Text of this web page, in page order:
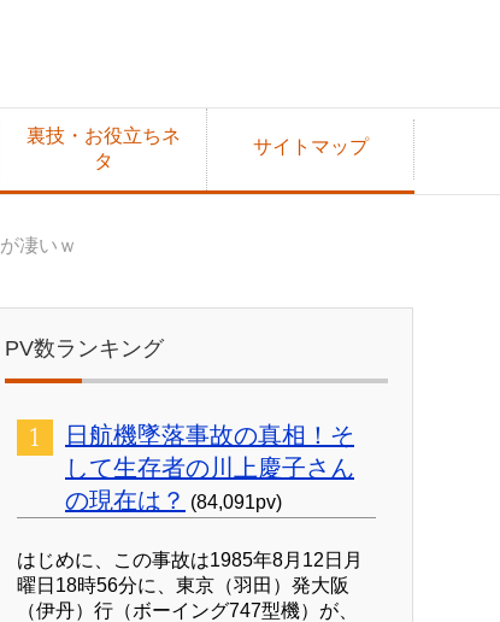
裏技・お役立ちネ
タ
サイトマップ
凄いｗ
PV数ランキング
日航機墜落事故の真相！そ
して生存者の川上慶子さん
の現在は？ (84,091pv)
はじめに、この事故は1985年8月12日月
曜日18時56分に、東京（羽田）発大阪
（伊丹）行（ボーイング747型機）が、